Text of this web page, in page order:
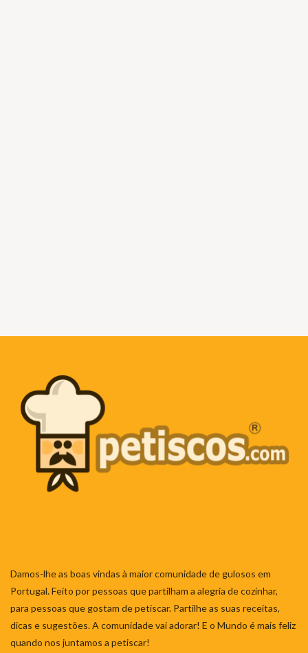
Damos-lhe as boas vindas à maior comunidade de gulosos em
Portugal. Feito por pessoas que partilham a alegria de cozinhar,
para pessoas que gostam de petiscar. Partilhe as suas receitas,
dicas e sugestões. A comunidade vai adorar! E o Mundo é mais feliz
quando nos juntamos a petiscar!